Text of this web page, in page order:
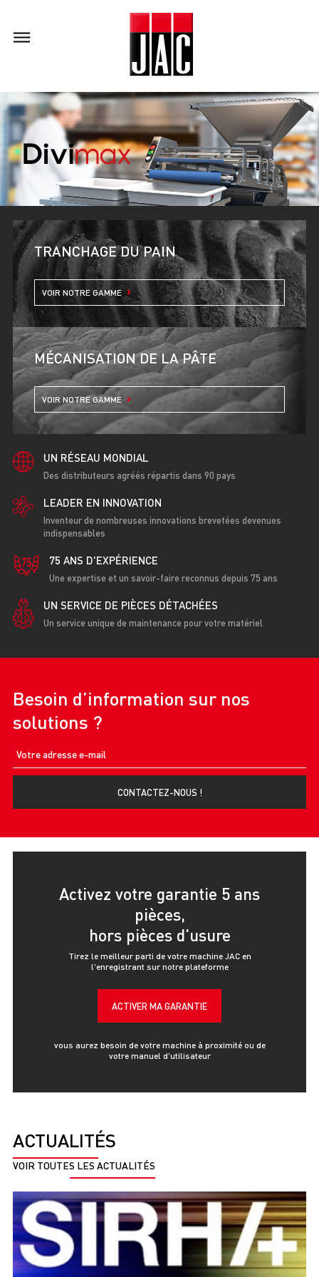
TRANCHAGE DU PAIN
VOIR NOTRE GAMME
MÉCANISATION DE LA PÂTE
VOIR NOTRE GAMME
UN RÉSEAU MONDIAL
Des distributeurs agréés répartis dans 90 pays
LEADER EN INNOVATION
Inventeur de nombreuses innovations brevetées devenues
indispensables
75 ANS D'EXPÉRIENCE
Une expertise et un savoir-faire reconnus depuis 75 ans
UN SERVICE DE PIÈCES DÉTACHÉES
Un service unique de maintenance pour votre matériel
Besoin d’information sur nos
solutions ?
CONTACTEZ-NOUS !
Activez votre garantie 5 ans
pièces,
hors pièces d'usure
Tirez le meilleur parti de votre machine JAC en
l'enregistrant sur notre plateforme
ACTIVER MA GARANTIE
vous aurez besoin de votre machine à proximité ou de
votre manuel d'utilisateur
ACTUALITÉS
VOIR TOUTES LES ACTUALITÉS